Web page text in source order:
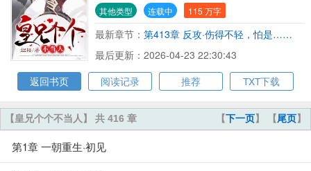
其他类型 连载中 115 万字
最新章节： 第413章 反攻·伤得不轻，怕是……
最后更新：2026-04-23 22:30:43
返回书页
阅读记录 推荐 TXT下载
【下一页】 【尾页】
【皇兄个个不当人】 共 416 章
第1章 一朝重生·初见